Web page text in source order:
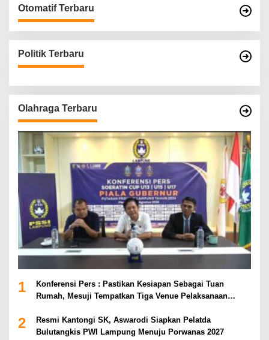
Otomatif Terbaru
Politik Terbaru
Olahraga Terbaru
1
Konferensi Pers : Pastikan Kesiapan Sebagai Tuan
Rumah, Mesuji Tempatkan Tiga Venue Pelaksanaan
2
Resmi Kantongi SK, Aswarodi Siapkan Pelatda
Bulutangkis PWI Lampung Menuju Porwanas 2027